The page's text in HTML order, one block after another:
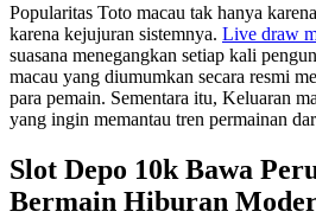
Popularitas Toto macau tak hanya
karena kejujuran sistemnya. Live draw
suasana menegangkan setiap kali
macau yang diumumkan secara resmi
para pemain. Sementara itu, Keluaran
yang ingin memantau tren permainan
Slot Depo 10k Bawa
Bermain Hiburan